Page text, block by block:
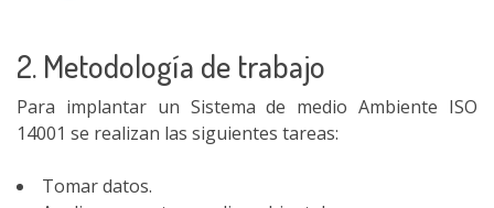
2. Metodología de trabajo
Para implantar un Sistema de medio Ambiente ISO
14001 se realizan las siguientes tareas:
Tomar datos.